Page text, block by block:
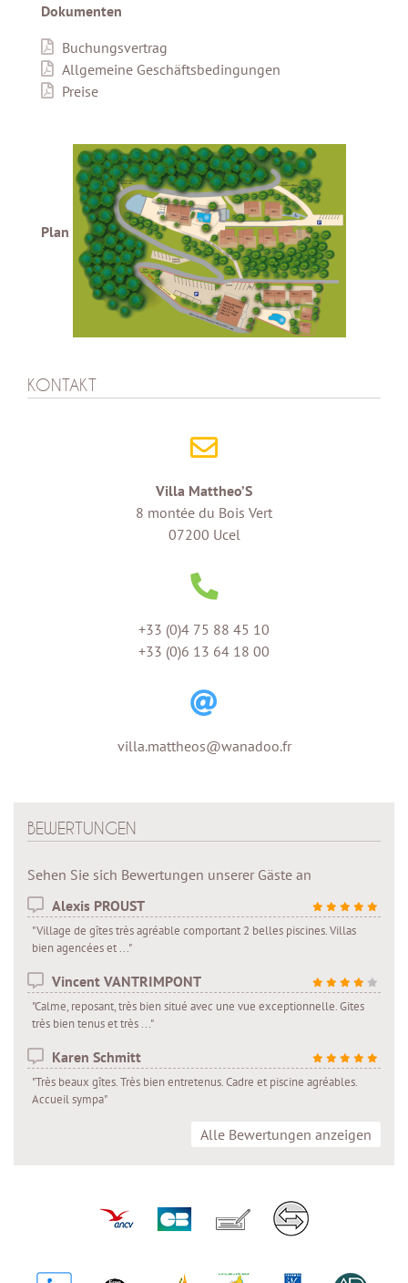
Dokumenten
Buchungsvertrag
Allgemeine Geschäftsbedingungen
Preise
Plan
KONTAKT
Villa Mattheo’S
8 montée du Bois Vert
07200 Ucel
+33 (0)4 75 88 45 10
+33 (0)6 13 64 18 00
villa.mattheos@wanadoo.fr
BEWERTUNGEN
Sehen Sie sich Bewertungen unserer Gäste an
Alexis PROUST
"Village de gîtes très agréable comportant 2 belles piscines. Villas
bien agencées et ..."
Vincent VANTRIMPONT
"Calme, reposant, très bien situé avec une vue exceptionnelle. Gites
très bien tenus et très ..."
Karen Schmitt
"Très beaux gîtes. Très bien entretenus. Cadre et piscine agréables.
Accueil sympa"
Alle Bewertungen anzeigen